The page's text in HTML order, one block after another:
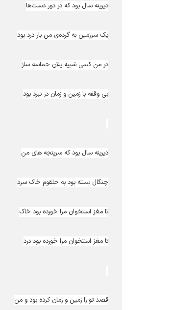
دیرینه سال بود که در دور دست‌ها
یک سرزمین به گرده‌ی من بار درد بود
در من کسی شبیه یلان حماسه ساز
بی وقفه با زمین و زمان در نبرد بود
دیرینه سال بود که سرپنجه های من
چنگال بسته بود به حلقوم خاک سرد
تا مغز استخوان مرا خورده بود خاک
تا مغز استخوان مرا خورده بود درد
قصد تو را زمین و زمان کرده بود و من